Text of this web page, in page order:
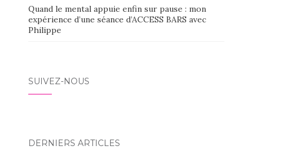
Quand le mental appuie enfin sur pause : mon
expérience d’une séance d’ACCESS BARS avec
Philippe
SUIVEZ-NOUS
DERNIERS ARTICLES